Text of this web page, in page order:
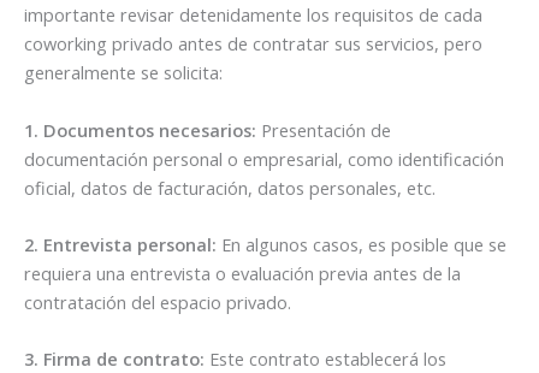
importante revisar detenidamente los requisitos de cada
coworking privado antes de contratar sus servicios, pero
generalmente se solicita:
1. Documentos necesarios: Presentación de
documentación personal o empresarial, como identificación
oficial, datos de facturación, datos personales, etc.
2. Entrevista personal: En algunos casos, es posible que se
requiera una entrevista o evaluación previa antes de la
contratación del espacio privado.
3. Firma de contrato: Este contrato establecerá los